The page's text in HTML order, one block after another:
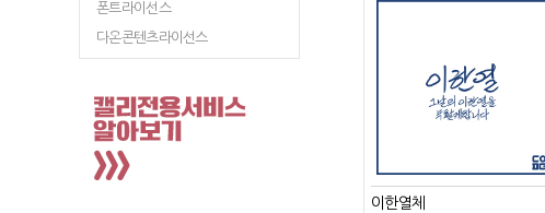
폰트라이선스
다온콘텐츠라이선스
이한열체